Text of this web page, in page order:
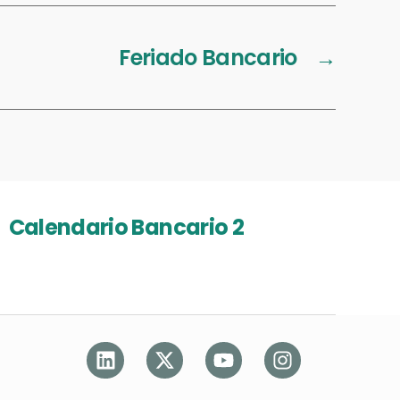
→
Feriado Bancario
Calendario Bancario 2